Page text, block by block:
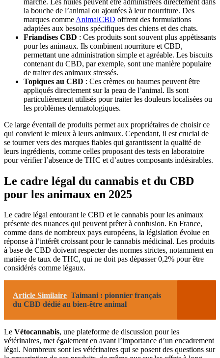
la bouche de l’animal ou ajoutées à leur nourriture. Des
marques comme AnimalCBD offrent des formulations
adaptées aux besoins spécifiques des chiens et des chats.
Friandises CBD : Ces produits sont souvent plus appétissants
pour les animaux. Ils combinent nourriture et CBD,
permettant une administration simple et agréable. Les biscuits
contenant du CBD, par exemple, sont une manière populaire
de traiter des animaux stressés.
Topiques au CBD : Ces crèmes ou baumes peuvent être
appliqués directement sur la peau de l’animal. Ils sont
particulièrement utilisés pour traiter les douleurs localisées ou
les problèmes dermatologiques.
Ce large éventail de produits permet aux propriétaires de choisir ce
qui convient le mieux à leurs animaux. Cependant, il est crucial de
se tourner vers des marques fiables qui garantissent la qualité de
leurs ingrédients, comme celles proposant des tests en laboratoire
pour vérifier l’absence de THC et d’autres composants indésirables.
Le cadre légal du cannabis et du CBD
pour les animaux en 2025
Le cadre légal entourant le CBD et le cannabis pour les animaux
présente des nuances qui peuvent prêter à confusion. En France,
comme dans de nombreux pays européens, la législation évolue en
réponse à l’intérêt croissant pour le cannabis médicinal. Les produits
à base de CBD doivent respecter des normes strictes, notamment en
matière de taux de THC, qui ne doit pas dépasser 0,2% pour être
considérés comme légaux.
Article Similaire Taimani : pionnier français
du CBD dédié au bien-être animal
Le Vétocannabis, une plateforme de discussion pour les
vétérinaires, met également en avant l’importance d’un encadrement
légal. Nombreux sont les vétérinaires qui se posent des questions sur